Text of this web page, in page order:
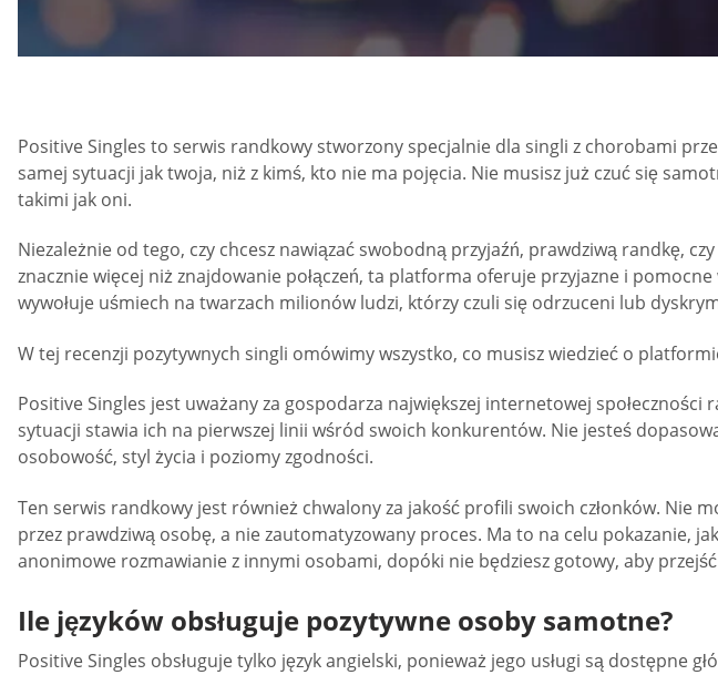
Positive Singles to serwis randkowy stworzony specjalnie dla singli z chorobami
samej sytuacji jak twoja, niż z kimś, kto nie ma pojęcia. Nie musisz już czuć się
takimi jak oni.
Niezależnie od tego, czy chcesz nawiązać swobodną przyjaźń, prawdziwą randkę,
znacznie więcej niż znajdowanie połączeń, ta platforma oferuje przyjazne i
wywołuje uśmiech na twarzach milionów ludzi, którzy czuli się odrzuceni lub
W tej recenzji pozytywnych singli omówimy wszystko, co musisz wiedzieć o
Positive Singles jest uważany za gospodarza największej internetowej
sytuacji stawia ich na pierwszej linii wśród swoich konkurentów. Nie jesteś
osobowość, styl życia i poziomy zgodności.
Ten serwis randkowy jest również chwalony za jakość profili swoich członków. Nie
przez prawdziwą osobę, a nie zautomatyzowany proces. Ma to na celu pokazanie,
anonimowe rozmawianie z innymi osobami, dopóki nie będziesz gotowy, aby
Ile języków obsługuje pozytywne osoby samotne?
Positive Singles obsługuje tylko język angielski, ponieważ jego usługi są dostępne